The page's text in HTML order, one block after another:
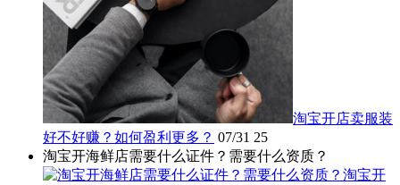
淘宝开店卖服装
好不好赚？如何盈利更多？ 07/31 25
淘宝开海鲜店需要什么证件？需要什么资质？
淘宝开